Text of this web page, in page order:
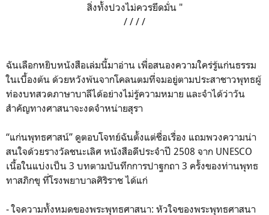
สิ่งทั้งปวงไม่ควรยึดมั่น "
/ / / /
ฉันเลือกหยิบหนังสือเล่มนี้มาอ่าน เพื่อสนองความใคร่รู้แก่นธรรม
ในเบื้องต้น ด้วยหวังพ้นจากโคลนตมที่จมอยู่ตามประสาชาวพุทธผู้
ท่องบทสวดภาษาบาลีได้อย่างไม่รู้ความหมาย และจำได้ว่าวัน
สำคัญทางศาสนาจะงดจำหน่ายสุรา
“แก่นพุทธศาสน์” ดูตอบโจทย์ฉันตั้งแต่ชื่อเรื่อง แถมพวงความน่า
สนใจด้วยรางวัลชนะเลิศ หนังสือดีประจำปี 2508 จาก UNESCO
เนื้อในแบ่งเป็น 3 บทตามบันทึกการปาฐกถา 3 ครั้งของท่านพุทธ
ทาสภิกขุ ที่โรงพยาบาลศิริราช ได้แก่
- ใจความทั้งหมดของพระพุทธศาสนา: หัวใจของพระพุทธศาสนา